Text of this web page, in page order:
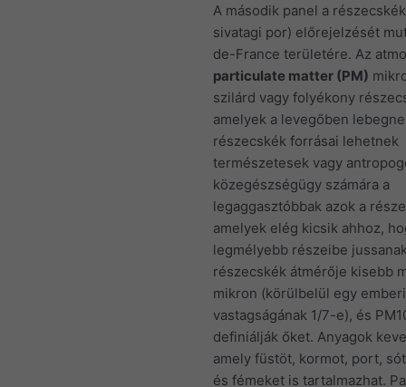
A második panel a
sivatagi por) előrejelzését
de-France területére. Az
particulate matter (PM)
szilárd vagy folyékony
amelyek a levegőben
részecskék forrásai lehetnek
természetesek vagy
közegészségügy számára a
legaggasztóbbak azok a
amelyek elég kicsik ahhoz,
legmélyebb részeibe
részecskék átmérője kisebb
mikron (körülbelül egy
vastagságának 1/7-e), és
definiálják őket. Anyagok
amely füstöt, kormot, port,
és fémeket is tartalmazhat.